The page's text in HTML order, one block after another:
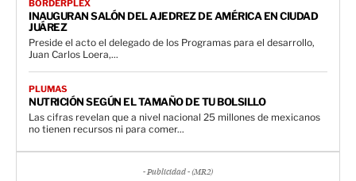
BORDERPLEX
INAUGURAN SALÓN DEL AJEDREZ DE AMÉRICA EN CIUDAD
JUÁREZ
Preside el acto el delegado de los Programas para el desarrollo,
Juan Carlos Loera,...
PLUMAS
NUTRICIÓN SEGÚN EL TAMAÑO DE TU BOLSILLO
Las cifras revelan que a nivel nacional 25 millones de mexicanos
no tienen recursos ni para comer...
- Publicidad - (MR2)